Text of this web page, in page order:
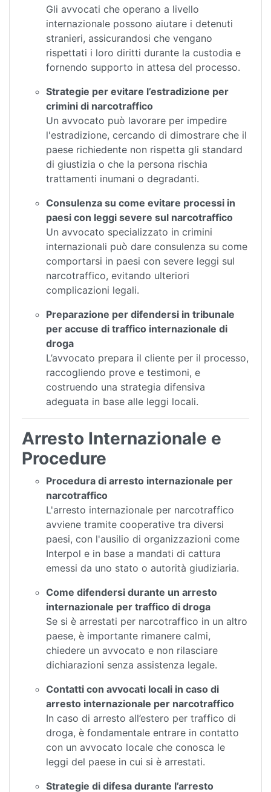
Gli avvocati che operano a livello
internazionale possono aiutare i detenuti
stranieri, assicurandosi che vengano
rispettati i loro diritti durante la custodia e
fornendo supporto in attesa del processo.
Strategie per evitare l’estradizione per
crimini di narcotraffico
Un avvocato può lavorare per impedire
l'estradizione, cercando di dimostrare che il
paese richiedente non rispetta gli standard
di giustizia o che la persona rischia
trattamenti inumani o degradanti.
Consulenza su come evitare processi in
paesi con leggi severe sul narcotraffico
Un avvocato specializzato in crimini
internazionali può dare consulenza su come
comportarsi in paesi con severe leggi sul
narcotraffico, evitando ulteriori
complicazioni legali.
Preparazione per difendersi in tribunale
per accuse di traffico internazionale di
droga
L’avvocato prepara il cliente per il processo,
raccogliendo prove e testimoni, e
costruendo una strategia difensiva
adeguata in base alle leggi locali.
Arresto Internazionale e
Procedure
Procedura di arresto internazionale per
narcotraffico
L'arresto internazionale per narcotraffico
avviene tramite cooperative tra diversi
paesi, con l'ausilio di organizzazioni come
Interpol e in base a mandati di cattura
emessi da uno stato o autorità giudiziaria.
Come difendersi durante un arresto
internazionale per traffico di droga
Se si è arrestati per narcotraffico in un altro
paese, è importante rimanere calmi,
chiedere un avvocato e non rilasciare
dichiarazioni senza assistenza legale.
Contatti con avvocati locali in caso di
arresto internazionale per narcotraffico
In caso di arresto all’estero per traffico di
droga, è fondamentale entrare in contatto
con un avvocato locale che conosca le
leggi del paese in cui si è arrestati.
Strategie di difesa durante l’arresto